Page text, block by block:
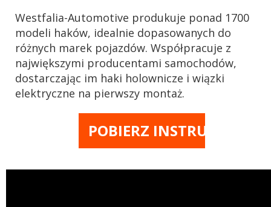
Westfalia-Automotive produkuje ponad 1700
modeli haków, idealnie dopasowanych do
różnych marek pojazdów. Współpracuje z
największymi producentami samochodów,
dostarczając im haki holownicze i wiązki
elektryczne na pierwszy montaż.
POBIERZ INSTRUKCJĘ